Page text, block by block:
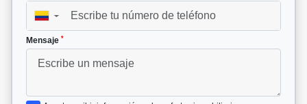
▼
Mensaje *